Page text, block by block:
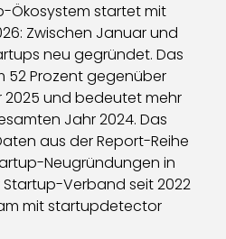
Ökosystem startet mit
Zwischen Januar und
neu gegründet. Das
52 Prozent gegenüber
2025 und bedeutet mehr
Jahr 2024. Das
aus der Report-Reihe
Neugründungen in
Startup-Verband seit 2022
mit startupdetector